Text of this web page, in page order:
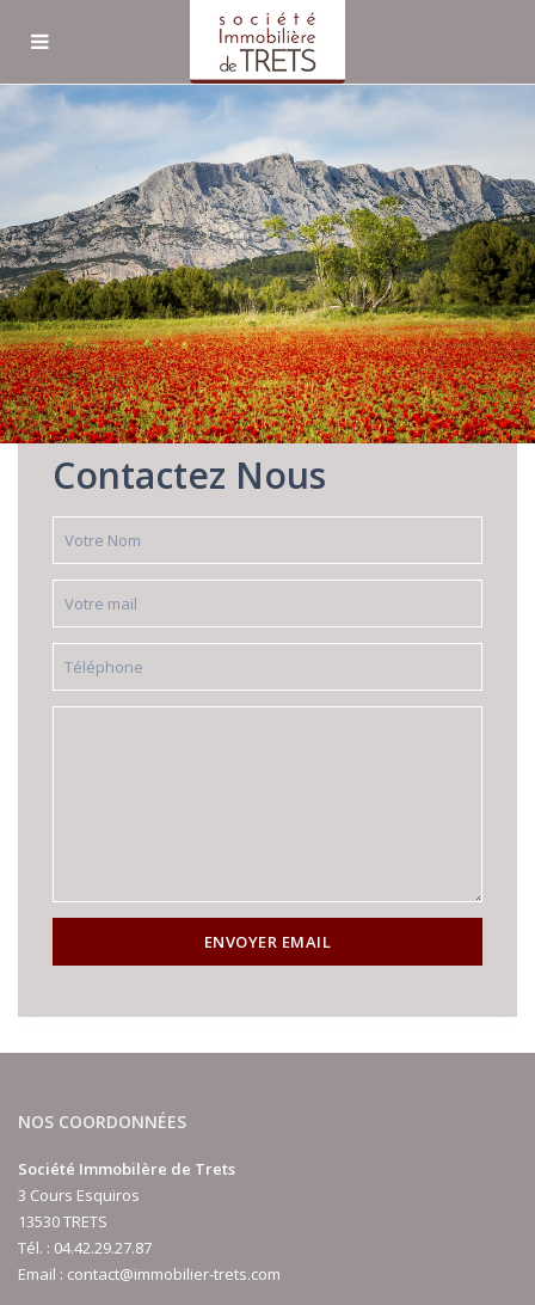
Recherche avancée
Patrice AMATE
|
About Me
Facebook
Twitter
LinkedIn
Email
Contactez Nous
NOS COORDONNÉES
Société Immobilère de Trets
3 Cours Esquiros
13530 TRETS
Tél. : 04.42.29.27.87
Email : contact@immobilier-trets.com